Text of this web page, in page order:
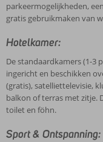
parkeermogelijkheden,
gratis gebruikmaken van
Hotelkamer:
De standaardkamers (1-3
ingericht en beschikken
(gratis), satelliettelevisie,
balkon of terras met zitje.
toilet en föhn.
Sport & Ontspanning: